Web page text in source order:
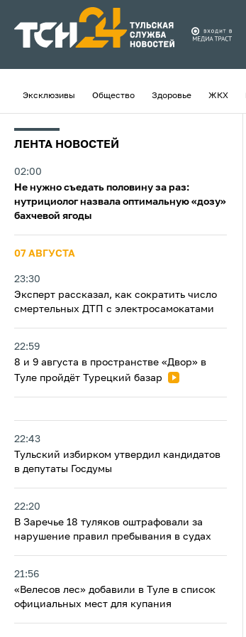
Эксклюзивы Общество Здоровье ЖКХ
ЛЕНТА НОВОСТЕЙ
02:00
Не нужно съедать половину за раз:
нутрициолог назвала оптимальную «дозу»
бахчевой ягоды
07 АВГУСТА
23:30
Эксперт рассказал, как сократить число
смертельных ДТП с электросамокатами
22:59
8 и 9 августа в пространстве «Двор» в
Туле пройдёт Турецкий базар
22:43
Тульский избирком утвердил кандидатов
в депутаты Госдумы
22:20
В Заречье 18 туляков оштрафовали за
нарушение правил пребывания в судах
21:56
«Велесов лес» добавили в Туле в список
официальных мест для купания